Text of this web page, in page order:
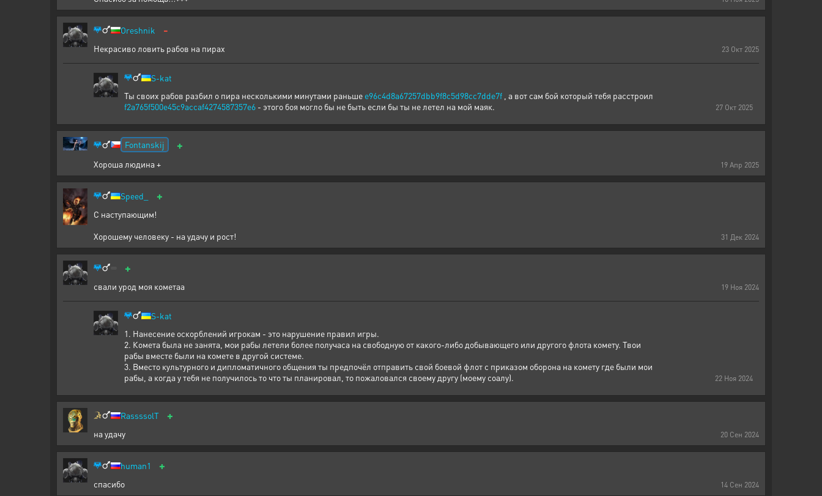
23 Окт 2025
Oreshnik -
Некрасиво ловить рабов на пирах
27 Окт 2025
S-kat
Ты своих рабов разбил о пира несколькими минутами раньше e96c4d8a67257dbb9f8c5d98cc7dde7f , а вот сам бой который тебя расстроил
f2a765f500e45c9accaf4274587357e6 - этого боя могло бы не быть если бы ты не летел на мой маяк.
19 Апр 2025
Fontanskij +
Хороша людина +
31 Дек 2024
Speed_ +
С наступающим!
Хорошему человеку - на удачу и рост!
19 Ноя 2024
+
свали урод моя кометаа
22 Ноя 2024
S-kat
1. Нанесение оскорблений игрокам - это нарушение правил игры.
2. Комета была не занята, мои рабы летели более получаса на свободную от какого-либо добывающего или другого флота комету. Твои
рабы вместе были на комете в другой системе.
3. Вместо культурного и дипломатичного общения ты предпочёл отправить свой боевой флот с приказом оборона на комету где были мои
рабы, а когда у тебя не получилось то что ты планировал, то пожаловался своему другу (моему соалу).
20 Сен 2024
RassssolT +
на удачу
14 Сен 2024
human1 +
спасибо